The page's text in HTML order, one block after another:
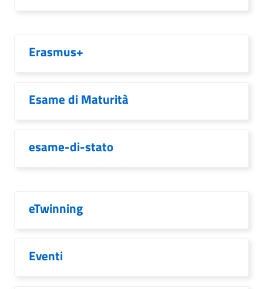
Erasmus+
Esame di Maturità
esame-di-stato
eTwinning
Eventi